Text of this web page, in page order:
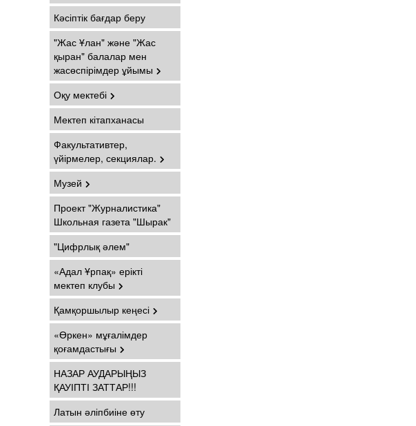
Кәсіптік бағдар беру
"Жас Ұлан" және "Жас
қыран" балалар мен
жасөспірімдер ұйымы
Оқу мектебі
Мектеп кітапханасы
Факультативтер,
үйірмелер, секциялар.
Музей
Проект "Журналистика"
Школьная газета "Шырак"
"Цифрлық әлем"
«Адал Ұрпақ» ерікті
мектеп клубы
Қамқоршылыр кеңесі
«Өркен» мұғалімдер
қоғамдастығы
НАЗАР АУДАРЫҢЫЗ
ҚАУІПТІ ЗАТТАР!!!
Латын әліпбиіне өту